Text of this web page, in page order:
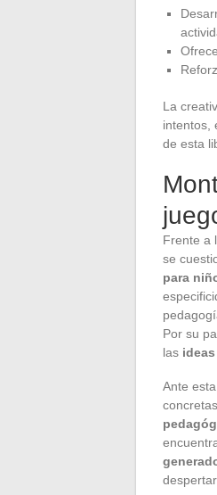
La
intentos,
de esta
Frente a
se
para
Por su
las
Ante